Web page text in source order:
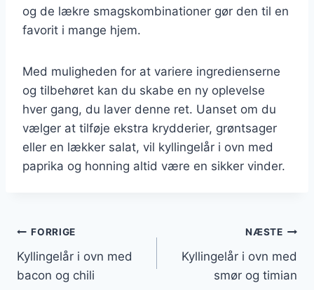
og de lækre smagskombinationer gør den til en
favorit i mange hjem.
Med muligheden for at variere ingredienserne
og tilbehøret kan du skabe en ny oplevelse
hver gang, du laver denne ret. Uanset om du
vælger at tilføje ekstra krydderier, grøntsager
eller en lækker salat, vil kyllingelår i ovn med
paprika og honning altid være en sikker vinder.
Indlægsnavigation
FORRIGE
Kyllingelår i ovn med
bacon og chili
NÆSTE
Kyllingelår i ovn med
smør og timian